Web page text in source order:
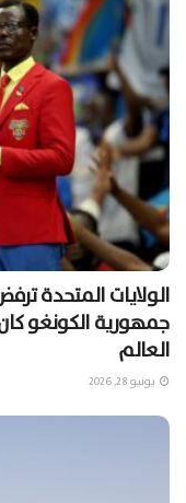
الولايات المتحدة
جمهورية الكونغو
العالم
يونيو 28, 2026